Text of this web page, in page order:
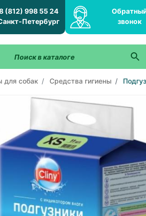
(812) 998 55 24
Петербург
звонок
для собак Средства гигиены